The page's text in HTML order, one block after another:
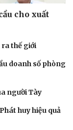
cho xuất
ra thế giới
doanh số phòng
người Tày
huy hiệu quả